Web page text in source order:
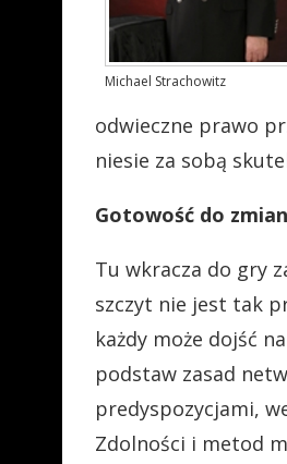
Michael Strachowitz
odwieczne prawo
niesie za sobą
Gotowość do
Tu wkracza do gry
szczyt nie jest tak
każdy może dojść
podstaw zasad
predyspozycjami,
Zdolności i metod